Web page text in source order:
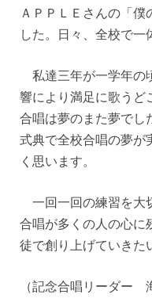
ＡＰＰＬＥさんの「僕
した。日々、全校で一
私達三年が一学年の
響により満足に歌うど
合唱は夢のまた夢で
式典で全校合唱の夢が
く思います。
一回一回の練習を大
合唱が多くの人の心に
徒で創り上げていきた
（記念合唱リーダー